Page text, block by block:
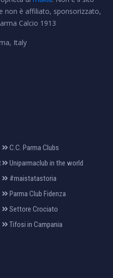
non è affiliato, sponsorizzato,
Calcio 1913
Italy
C.C. Parma Clubs
Uniparmaclub in the world
#maistatastoria
Parma Club Fidenza
Settore Crociato
Tifosi in Campania